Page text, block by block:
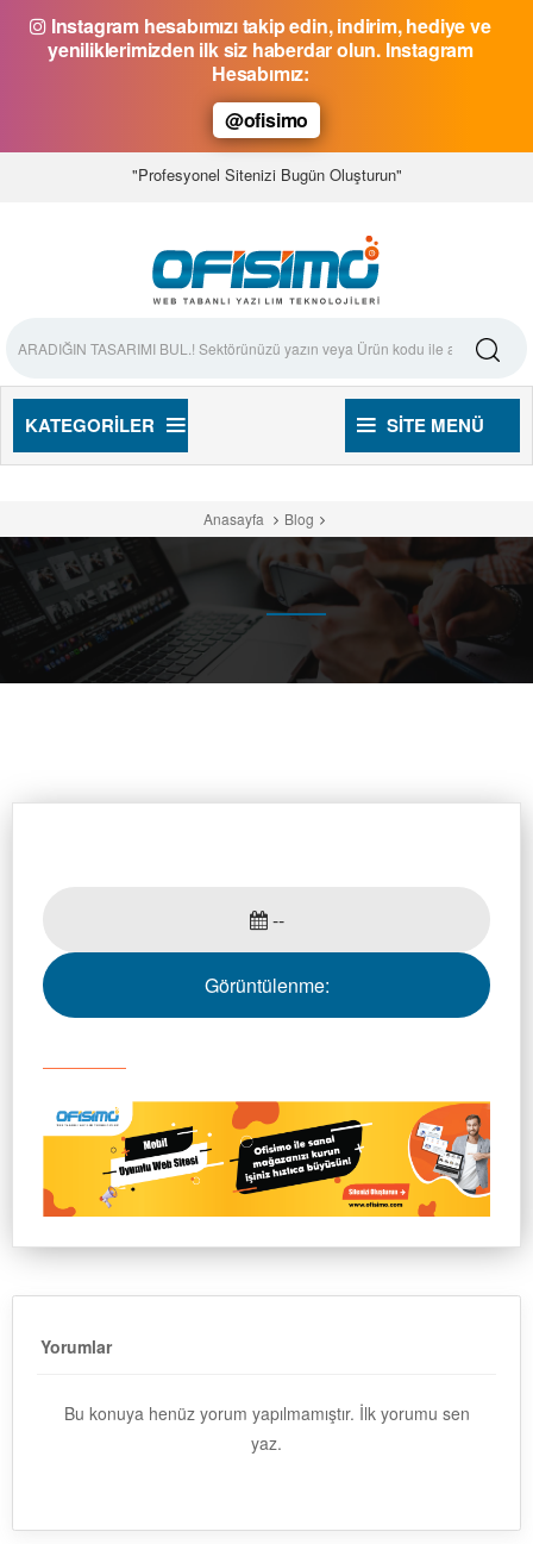
Instagram hesabımızı takip edin, indirim, hediye ve
yeniliklerimizden ilk siz haberdar olun. Instagram
Hesabımız:
@ofisimo
"Profesyonel Sitenizi Bugün Oluşturun"
KATEGORILER SITE MENÜ
Anasayfa Blog
--
Görüntülenme:
Yorumlar
Bu konuya henüz yorum yapılmamıştır. İlk yorumu sen
yaz.